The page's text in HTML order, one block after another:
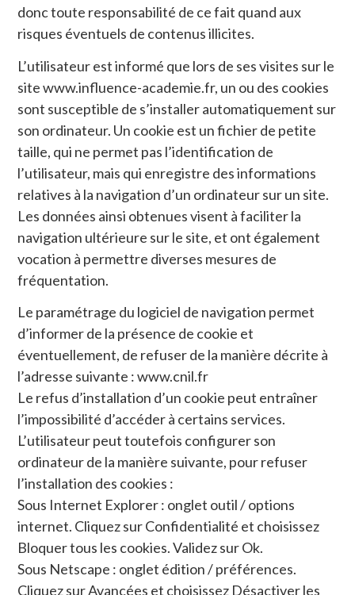
donc toute responsabilité de ce fait quand aux
risques éventuels de contenus illicites.
L’utilisateur est informé que lors de ses visites sur le
site www.influence-academie.fr, un ou des cookies
sont susceptible de s’installer automatiquement sur
son ordinateur. Un cookie est un fichier de petite
taille, qui ne permet pas l’identification de
l’utilisateur, mais qui enregistre des informations
relatives à la navigation d’un ordinateur sur un site.
Les données ainsi obtenues visent à faciliter la
navigation ultérieure sur le site, et ont également
vocation à permettre diverses mesures de
fréquentation.
Le paramétrage du logiciel de navigation permet
d’informer de la présence de cookie et
éventuellement, de refuser de la manière décrite à
l’adresse suivante : www.cnil.fr
Le refus d’installation d’un cookie peut entraîner
l’impossibilité d’accéder à certains services.
L’utilisateur peut toutefois configurer son
ordinateur de la manière suivante, pour refuser
l’installation des cookies :
Sous Internet Explorer : onglet outil / options
internet. Cliquez sur Confidentialité et choisissez
Bloquer tous les cookies. Validez sur Ok.
Sous Netscape : onglet édition / préférences.
Cliquez sur Avancées et choisissez Désactiver les